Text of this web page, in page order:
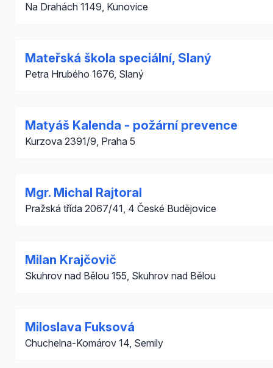
Na Drahách 1149, Kunovice
Mateřská škola speciální, Slaný
Petra Hrubého 1676, Slaný
Matyáš Kalenda - požární prevence
Kurzova 2391/9, Praha 5
Mgr. Michal Rajtoral
Pražská třída 2067/41, 4 České Budějovice
Milan Krajčovič
Skuhrov nad Bělou 155, Skuhrov nad Bělou
Miloslava Fuksová
Chuchelna-Komárov 14, Semily